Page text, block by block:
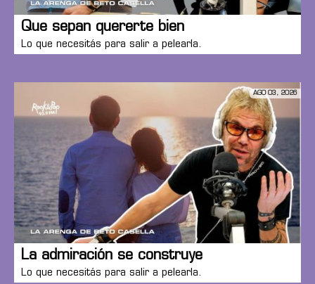
Que sepan quererte bien
Lo que necesitás para salir a pelearla.
AGO 03, 2026
La admiración se construye
Lo que necesitás para salir a pelearla.